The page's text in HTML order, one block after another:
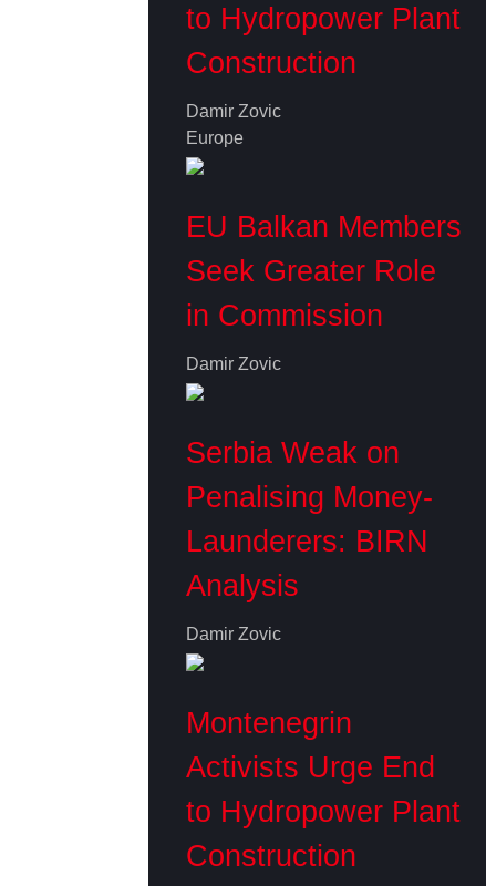
to Hydropower Plant
Construction
Damir Zovic
Europe
EU Balkan Members
Seek Greater Role
in Commission
Damir Zovic
Serbia Weak on
Penalising Money-
Launderers: BIRN
Analysis
Damir Zovic
Montenegrin
Activists Urge End
to Hydropower Plant
Construction